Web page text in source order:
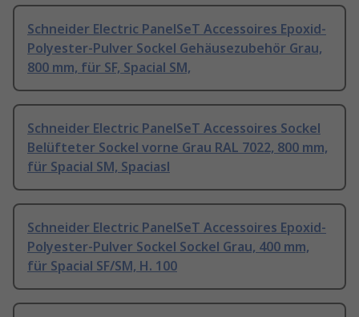
Schneider Electric PanelSeT Accessoires Epoxid-
Polyester-Pulver Sockel Gehäusezubehör Grau,
800 mm, für SF, Spacial SM,
Schneider Electric PanelSeT Accessoires Sockel
Belüfteter Sockel vorne Grau RAL 7022, 800 mm,
für Spacial SM, Spaciasl
Schneider Electric PanelSeT Accessoires Epoxid-
Polyester-Pulver Sockel Sockel Grau, 400 mm,
für Spacial SF/SM, H. 100